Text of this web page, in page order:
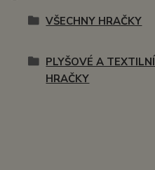
VŠECHNY HRAČKY
PLYŠOVÉ A TEXTILNÍ
HRAČKY